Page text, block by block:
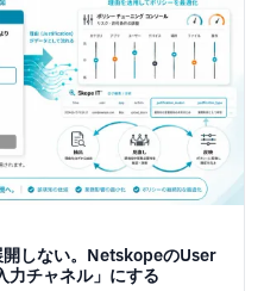
しない。NetskopeのUser
チャネル」にする